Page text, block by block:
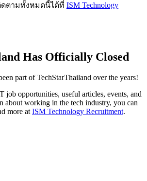
ดตามทั้งหมดนี้ได้ที่ ISM Technology
Has Officially Closed
part of TechStarThailand over the years!
job opportunities, useful articles, events, and
about working in the tech industry, you can
more at ISM Technology Recruitment.